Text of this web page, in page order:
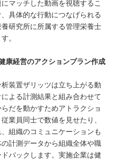
マッチした動画を視聴するこ
具体的な行動につなげられる
研究所に所属する管理栄養士
。
康経営のアクションプラン作成
装置ザリッツは立ち上がる動
よる計測結果と組み合わせて
だを動かすためアトラクショ
業員同士で数値を見せたり、
組織のコミュニケーションも
計測データから組織全体や職
バックします。実施企業は健